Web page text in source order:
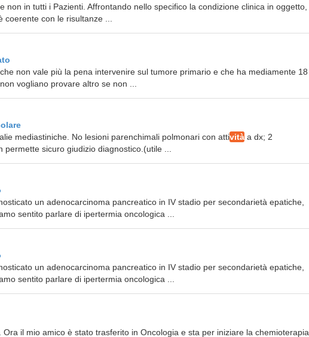
non in tutti i Pazienti. Affrontando nello specifico la condizione clinica in oggetto,
coerente con le risultanze ...
non vale più la pena intervenire sul tumore primario e che ha mediamente 18
vogliano provare altro se non ...
mediastiniche. No lesioni parenchimali polmonari con attività a dx; 2
sicuro giudizio diagnostico.(utile ...
un adenocarcinoma pancreatico in IV stadio per secondarietà epatiche,
sentito parlare di ipertermia oncologica ...
un adenocarcinoma pancreatico in IV stadio per secondarietà epatiche,
sentito parlare di ipertermia oncologica ...
Ora il mio amico è stato trasferito in Oncologia e sta per iniziare la chemioterapia